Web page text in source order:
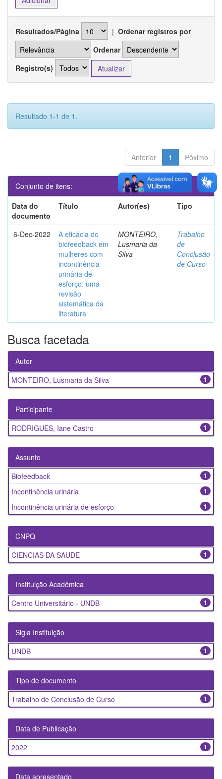
Resultados/Página | Ordenar registros por
Ordenar
Registro(s)
Resultado 1-1 de 1.
Anterior 1 Póximo
Conjunto de itens:
Data do
documento
Título Autor(es) Tipo
6-Dec-2022
A eficácia do
biofeedback em
mulheres com
incontinência
urinária de
esforço: uma
revisão
sistemática da
literatura
MONTEIRO,
Lusmaria da
Silva
Trabalho
de
Conclusão
de Curso
Busca facetada
Autor
1
MONTEIRO, Lusmaria da Silva
Participante
1
RODRIGUES, Iane Castro
Assunto
1
Biofeedback
1
Incontinência urinária
1
Incontinência urinária de esforço
CNPQ
1
CIENCIAS DA SAUDE
Instituição Acadêmica
1
Centro Universitário - UNDB
Sigla Instituição
1
UNDB
Tipo de documento
1
Trabalho de Conclusão de Curso
Data de Publicação
1
2022
Data apresentado